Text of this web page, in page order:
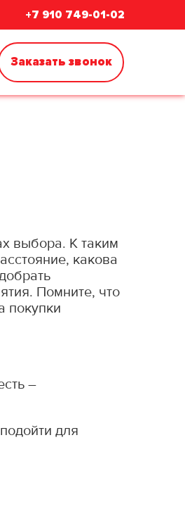
+7 910 749-01-02
Заказать звонок
выбора. К таким
какова
Помните, что
покупки
–
для